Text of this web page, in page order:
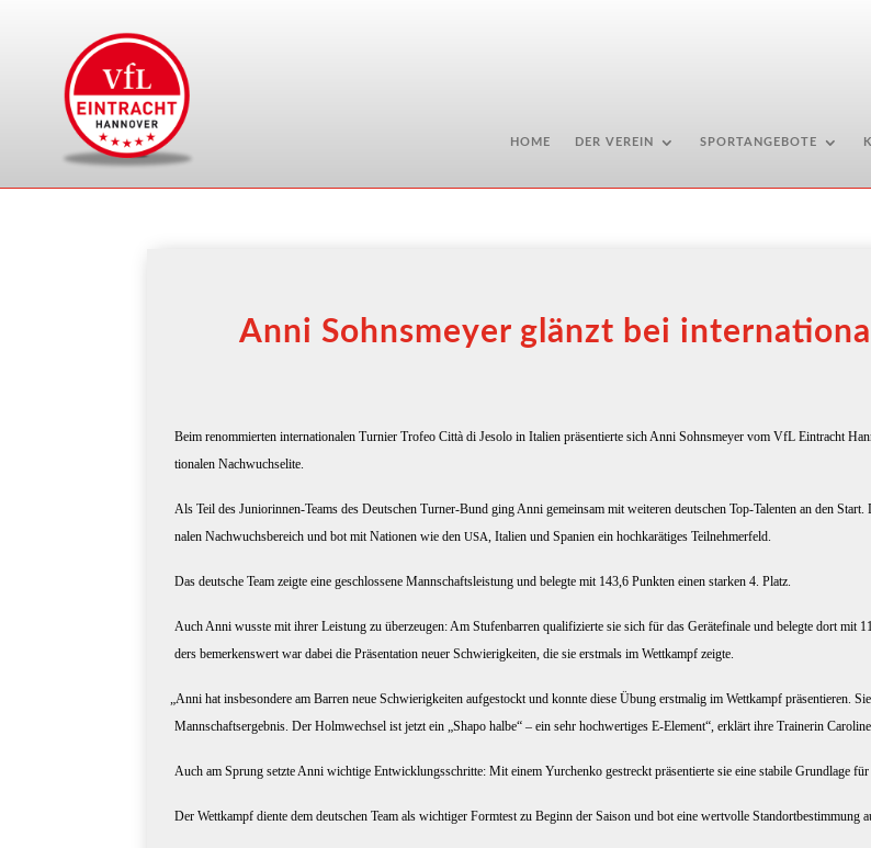
HOME DER VEREIN SPORTANGEBOTE
Anni Sohnsmeyer glänzt bei
Beim renom­mier­ten inter­na­tio­na­len Tur­nier Tro­feo Cit­tà di Jeso­lo in Ita­li­en prä­sen­tier­te sich Anni Sohns­mey­er vom VfL Ein­tracht
tio­na­len Nachwuchselite.
Als Teil des Junio­rin­nen-Teams des Deut­schen Tur­ner-Bund ging Anni gemein­sam mit wei­te­ren deut­schen Top-Talen­ten an den
na­len Nach­wuchs­be­reich und bot mit Natio­nen wie denUSA, Ita­li­en und Spa­ni­en ein hoch­ka­rä­ti­ges Teilnehmerfeld.
Das deut­sche Team zeig­te eine geschlos­se­ne Mann­schafts­leis­tung und beleg­te mit 143,6 Punk­ten einen star­ken 4. Platz.
Auch Anni wuss­te mit ihrer Leis­tung zu über­zeu­gen: Am Stu­fen­bar­ren qua­li­fi­zier­te sie sich für das Gerä­te­fi­na­le und beleg­te dort mit
ders bemer­kens­wert war dabei die Prä­sen­ta­ti­on neu­er Schwie­rig­kei­ten, die sie erst­mals im Wett­kampf zeigte.
„Anni hat ins­be­son­de­re am Bar­ren neue Schwie­rig­kei­ten auf­ge­stockt und konn­te die­se Übung erst­ma­lig im Wett­kampf prä­sen­tie­ren.
Mann­schafts­er­geb­nis. Der Holm­wech­sel ist jetzt ein „Shapo hal­be“ – ein sehr hoch­wer­ti­ges E‑Element“, erklärt ihre Trai­ne­rin
Auch am Sprung setz­te Anni wich­ti­ge Ent­wick­lungs­schrit­te: Mit einem Yur­chen­ko gestreckt prä­sen­tier­te sie eine sta­bi­le Grund­la­ge für
Der Wett­kampf dien­te dem deut­schen Team als wich­ti­ger Form­test zu Beginn der Sai­son und bot eine wert­vol­le Stand­ort­be­stim­mung